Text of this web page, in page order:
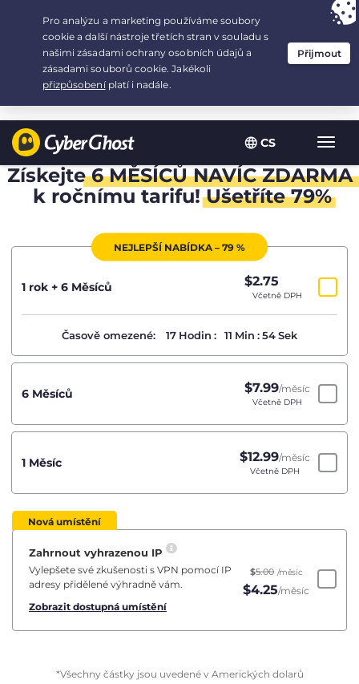
CS
Your choice:The Best Dealfor 1.5-years at $2.75
Získejte6 MĚSÍCŮ NAVÍC ZDARMA
k ročnímu tarifu!Ušetříte 79%
NEJLEPŠÍ NABÍDKA – 79 %
1 rok + 6 Měsíců $2.75
Včetně DPH
Časově omezené: 17 Hodin : 11 Min :54Sek
6 Měsíců $7.99/měsíc
Včetně DPH
1 Měsíc $12.99/měsíc
Včetně DPH
Nová umístění
Zahrnout vyhrazenou IP
Vylepšete své zkušenosti s VPN pomocí IP
adresy přidělené výhradně vám.
Zobrazit dostupná umístění
$5.00 /měsíc
$4.25/měsíc
*Všechny částky jsou uvedené v Amerických dolarů